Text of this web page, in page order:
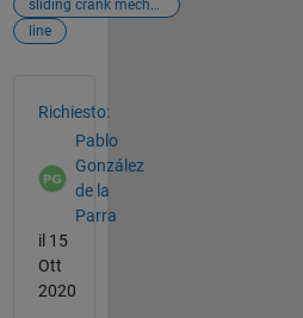
sliding crank mechanism
line
Richiesto:
Pablo
González
de la
Parra
il 15
Ott
2020